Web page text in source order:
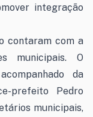
integração
contaram com a
municipais. O
da
prefeito Pedro
municipais,